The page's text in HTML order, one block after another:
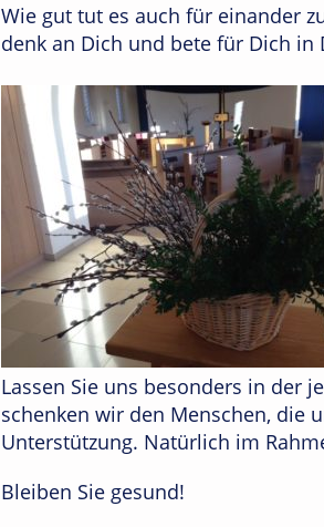
Wie gut tut es auch für einander
denk an Dich und bete für Dich in
Lassen Sie uns besonders in der
schenken wir den Menschen, die
Unterstützung. Natürlich im
Bleiben Sie gesund!